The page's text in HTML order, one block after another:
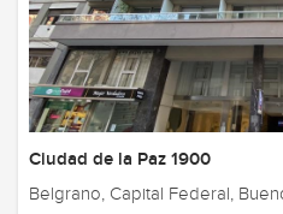
Ciudad de la Paz 1900
Belgrano, Capital Federal,